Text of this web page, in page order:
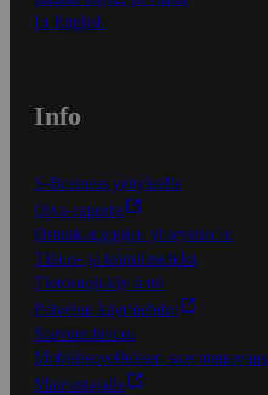
In English
Info
S-Business yrityksille
Oiva-raportit
Osuuskauppojen yhteystiedot
Tilaus- ja toimitusehdot
Tietosuojakäytäntö
Palvelun käyttöehdot
Saavutettavuus
Mobiilisovelluksen saavutettavuus
Mainostajalle